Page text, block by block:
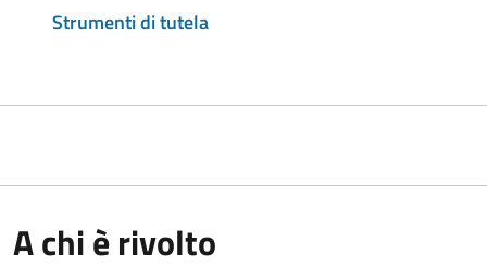
Strumenti di tutela
A chi è rivolto